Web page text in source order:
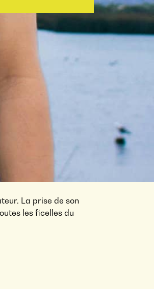
La prise de son
les ficelles du